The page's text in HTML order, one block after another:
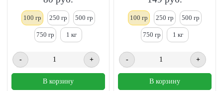
100 гр 250 гр 500 гр
750 гр 1 кг
- +
В корзину
100 гр 250 гр 500 гр
750 гр 1 кг
- +
В корзину